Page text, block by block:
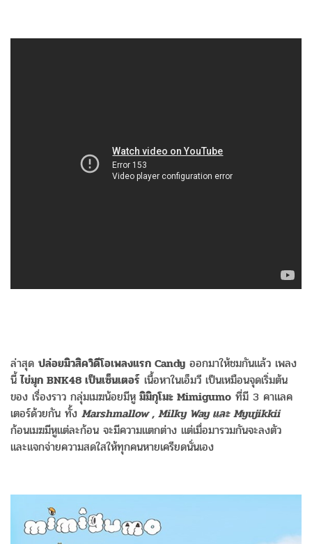
ล่าสุด ปล่อยมิวสิควิดีโอเพลงแรก Candy ออกมาให้ชมกันแล้ว เพลง
นี้ไข่มุก BNK48 เป็นเซ็นเตอร์ เนื้อหาในเอ็มวี เป็นเหมือนจุดเริ่มต้น
ของ เรื่องราว กลุ่มเมฆน้อยมีหู มิมิกุโมะ Mimigumo ที่มี 3 คาแลค
เตอร์ด้วยกัน ทั้ง Marshmallow , Milky Way และ Myujikkii
ก้อนเมฆมีหูแต่ละก้อน จะมีความแตกต่าง แต่เมื่อมารวมกันจะลงตัว
และแจกจ่ายความสดใสให้ทุกคนหายเครียดนั่นเอง